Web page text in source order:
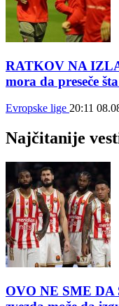
RATKOV NA
mora da preseče
Evropske lige 20:11
Najčitanije
OVO NE SME DA